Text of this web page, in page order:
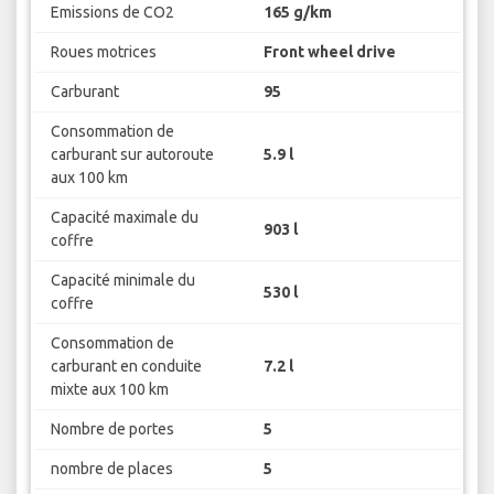
Emissions de CO2 165 g/km
Roues motrices Front wheel drive
Carburant 95
Consommation de
carburant sur autoroute
aux 100 km
5.9 l
Capacité maximale du
coffre
903 l
Capacité minimale du
coffre
530 l
Consommation de
carburant en conduite
mixte aux 100 km
7.2 l
Nombre de portes 5
nombre de places 5